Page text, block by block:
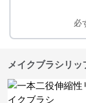
必
メイクブラシリ